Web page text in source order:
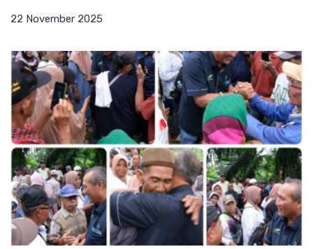
22 November 2025